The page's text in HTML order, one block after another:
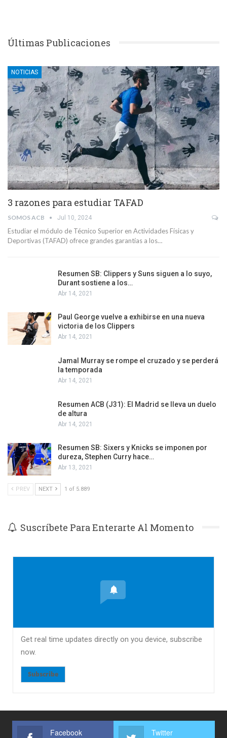
Últimas Publicaciones
NOTICIAS
3 razones para estudiar TAFAD
SOMOS ACB Jul 10, 2024
Estudiar el módulo de Técnico Superior en Actividades Físicas y
Deportivas (TAFAD) ofrece grandes garantías a los…
Resumen SB: Clippers y Suns siguen a lo suyo,
Durant sostiene a los…
Abr 14, 2021
Paul George vuelve a exhibirse en una nueva
victoria de los Clippers
Abr 14, 2021
Jamal Murray se rompe el cruzado y se perderá
la temporada
Abr 14, 2021
Resumen ACB (J31): El Madrid se lleva un duelo
de altura
Abr 14, 2021
Resumen SB: Sixers y Knicks se imponen por
dureza, Stephen Curry hace…
Abr 13, 2021
PREV NEXT 1 of 5.889
Suscríbete Para Enterarte Al Momento
Get real time updates directly on you device, subscribe
now.
Subscribe
Facebook Twitter